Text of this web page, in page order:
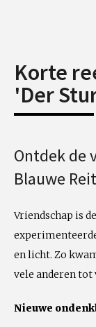
Korte
'Der
Ontdek de
Blauwe
Vriendschap is
en licht. Zo
vele anderen tot
Nieuwe